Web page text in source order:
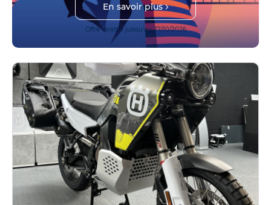
En savoir plus
Offre valable jusqu'au 27/10/2026